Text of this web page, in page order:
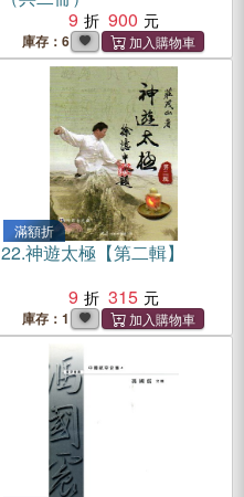
9
900
庫存：6
滿額折
22.神遊太極【第二輯】
9
315
庫存：1